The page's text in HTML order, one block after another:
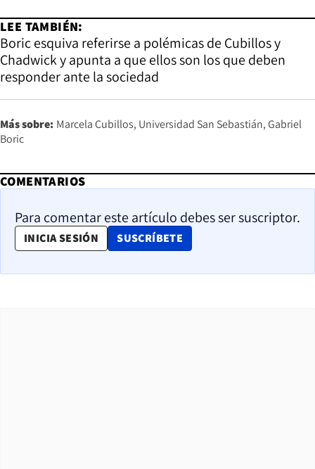
LEE TAMBIÉN:
Boric esquiva referirse a polémicas de Cubillos y
Chadwick y apunta a que ellos son los que deben
responder ante la sociedad
Más sobre: Marcela Cubillos Universidad San Sebastián Gabriel
Boric
COMENTARIOS
Para comentar este artículo debes ser suscriptor.
INICIA SESIÓN SUSCRÍBETE
OPENS IN NEW WINDOW